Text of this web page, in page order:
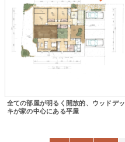
全ての部屋が明るく開放的、ウッドデッ
キが家の中心にある平屋